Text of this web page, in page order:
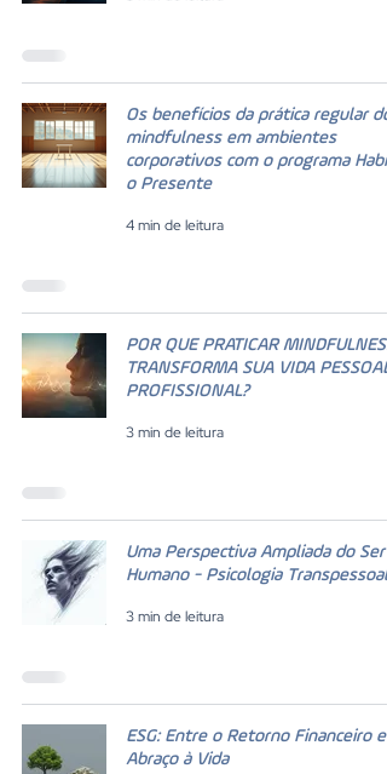
Os benefícios da prática regular do
mindfulness em ambientes
corporativos com o programa
o Presente
4 min de leitura
POR QUE PRATICAR MINDFULNESS
TRANSFORMA SUA VIDA PESSOAL
PROFISSIONAL?
3 min de leitura
Uma Perspectiva Ampliada do Ser
Humano - Psicologia Transpessoal
3 min de leitura
ESG: Entre o Retorno Financeiro e
Abraço à Vida